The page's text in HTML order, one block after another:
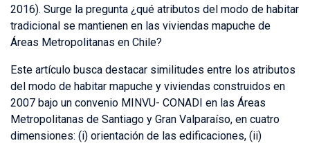
2016). Surge la pregunta ¿qué atributos del modo de habitar
tradicional se mantienen en las viviendas mapuche de
Áreas Metropolitanas en Chile?
Este artículo busca destacar similitudes entre los atributos
del modo de habitar mapuche y viviendas construidos en
2007 bajo un convenio MINVU- CONADI en las Áreas
Metropolitanas de Santiago y Gran Valparaíso, en cuatro
dimensiones: (i) orientación de las edificaciones, (ii)